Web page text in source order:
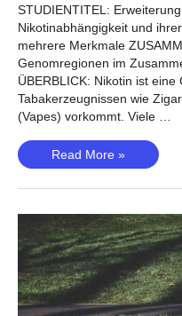
STUDIENTITEL:
Nikotinabhängigkeit und
mehrere Merkmale
Genomregionen im
ÜBERBLICK: Nikotin ist
Tabakerzeugnissen wie
(Vapes) vorkommt. Viele …
Nikotinabhängigkeit
(Quach,
2020)
Read More »